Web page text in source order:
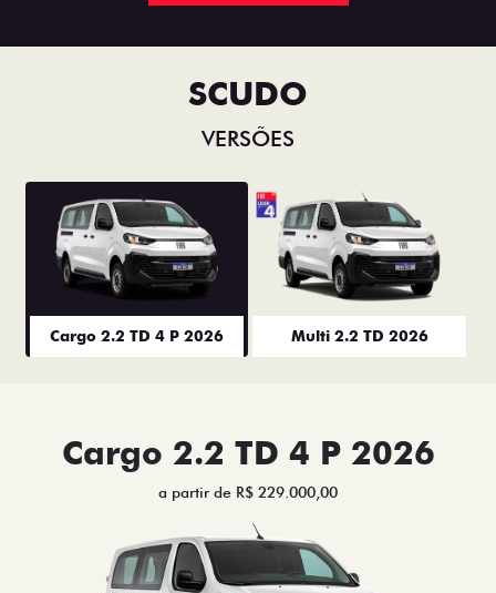
SCUDO
VERSÕES
Cargo 2.2 TD 4 P 2026 Multi 2.2 TD 2026
Cargo 2.2 TD 4 P 2026
a partir de R$ 229.000,00